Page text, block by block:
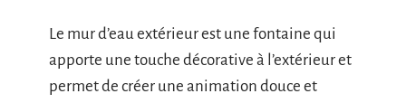
Le mur d’eau extérieur est une fontaine qui
apporte une touche décorative à l’extérieur et
permet de créer une animation douce et